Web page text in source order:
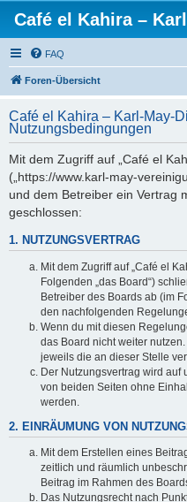
Café el Kahira –
FAQ
Foren-Übersicht
Café el Kahira – Karl-May-
Nutzungsbedingungen
Mit dem Zugriff auf „Café el
(„https://www.karl-may-
und dem Betreiber ein Vertrag
geschlossen:
1. NUTZUNGSVERTRAG
Mit dem Zugriff auf „Café el
Folgenden „das Board“)
Betreiber des Boards ab (im
den nachfolgenden
Wenn du mit diesen
das Board nicht weiter
jeweils die an dieser Stelle
Der Nutzungsvertrag wird auf
von beiden Seiten ohne
werden.
2. EINRÄUMUNG VON
Mit dem Erstellen eines
zeitlich und räumlich
Beitrag im Rahmen des
Das Nutzungsrecht nach